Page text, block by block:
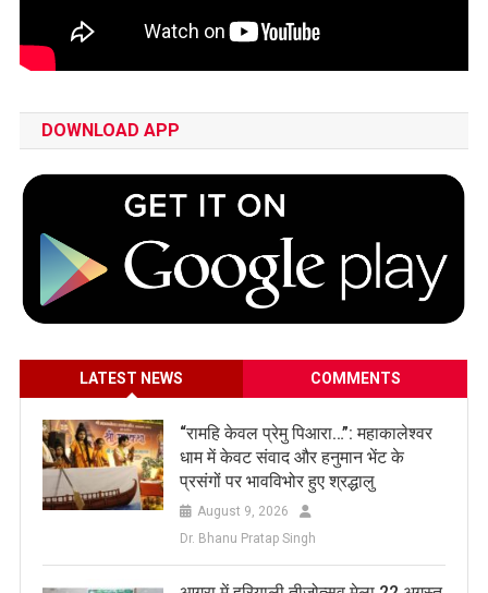
DOWNLOAD APP
LATEST NEWS COMMENTS
​“रामहि केवल प्रेमु पिआरा…”: महाकालेश्वर
धाम में केवट संवाद और हनुमान भेंट के
प्रसंगों पर भावविभोर हुए श्रद्धालु
August 9, 2026
Dr. Bhanu Pratap Singh